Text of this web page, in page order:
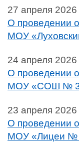
27 апреля 2026
О проведении
МОУ
24 апреля 2026
О проведении
МОУ «СОШ №
23 апреля 2026
О проведении
МОУ «Лицеи №